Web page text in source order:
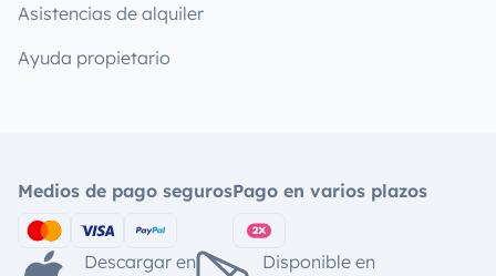
Asistencias de alquiler
Ayuda propietario
Medios de pago segurosPago en varios plazos
Descargar en Disponible en